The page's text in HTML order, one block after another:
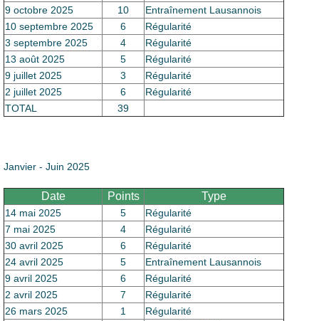
9 octobre 2025
10
Entraînement Lausannois
10 septembre 2025
6
Régularité
3 septembre 2025
4
Régularité
13 août 2025
5
Régularité
9 juillet 2025
3
Régularité
2 juillet 2025
6
Régularité
TOTAL
39
Janvier - Juin 2025
Date Points Type
14 mai 2025 5
Régularité
7 mai 2025
4
Régularité
30 avril 2025
6
Régularité
24 avril 2025
5
Entraînement Lausannois
9 avril 2025
6
Régularité
2 avril 2025
7
Régularité
26 mars 2025
1
Régularité